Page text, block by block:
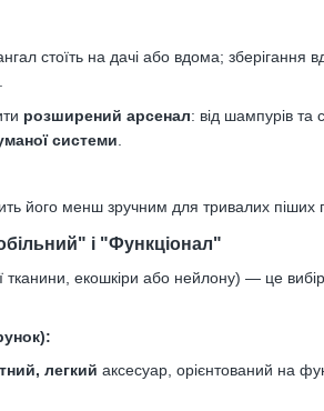
стоїть на дачі або вдома; зберігання
розширений арсенал: від шампурів та
системи
його менш зручним для тривалих піших
і "Функціонал"
тканини, екошкіри або нейлону) — це
легкий аксесуар, орієнтований на